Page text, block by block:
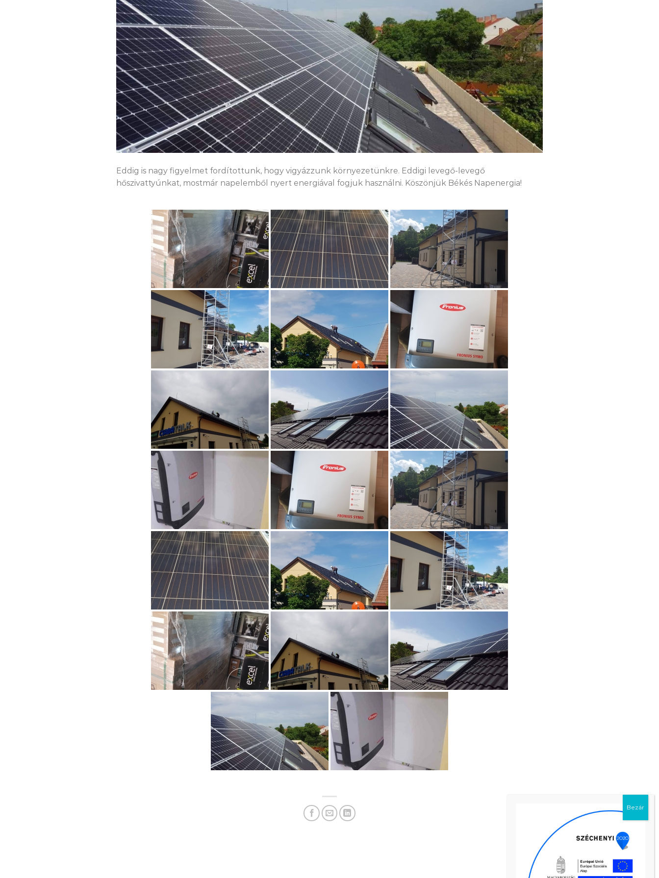
Eddig is nagy figyelmet fordítottunk, hogy vigyázzunk környezetünkre. Eddigi levegő-levegő
hőszivattyúnkat, mostmár napelemből nyert energiával fogjuk használni. Köszönjük Békés Napenergia!